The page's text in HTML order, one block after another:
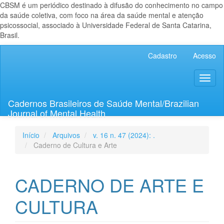
CBSM é um periódico destinado à difusão do conhecimento no campo
da saúde coletiva, com foco na área da saúde mental e atenção
psicossocial, associado à Universidade Federal de Santa Catarina,
Brasil.
Lateral
Cadastro Acesso
Cadernos Brasileiros de Saúde Mental/Brazilian
Journal of Mental Health
Início Arquivos
v. 16 n. 47 (2024): .
Caderno de Cultura e Arte
CADERNO DE ARTE E
CULTURA